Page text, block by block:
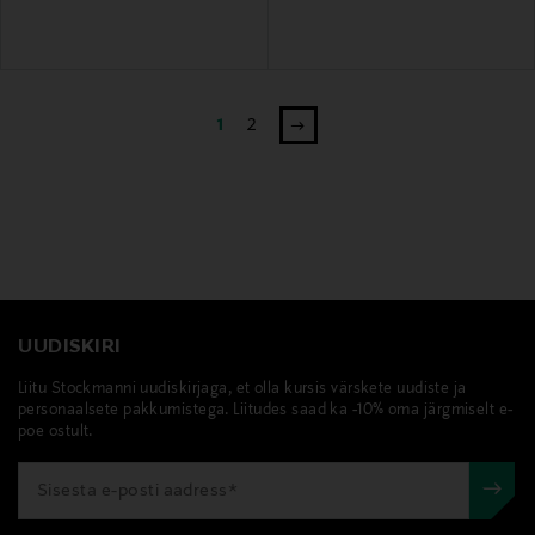
1 2
UUDISKIRI
Liitu Stockmanni uudiskirjaga, et olla kursis värskete uudiste ja
personaalsete pakkumistega. Liitudes saad ka -10% oma järgmiselt e-
poe ostult.